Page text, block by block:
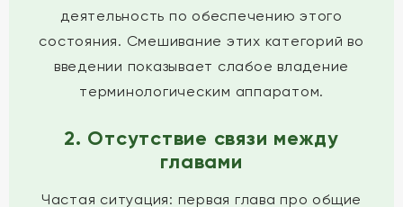
деятельность по обеспечению этого
состояния. Смешивание этих категорий во
введении показывает слабое владение
терминологическим аппаратом.
2. Отсутствие связи между
главами
Частая ситуация: первая глава про общие